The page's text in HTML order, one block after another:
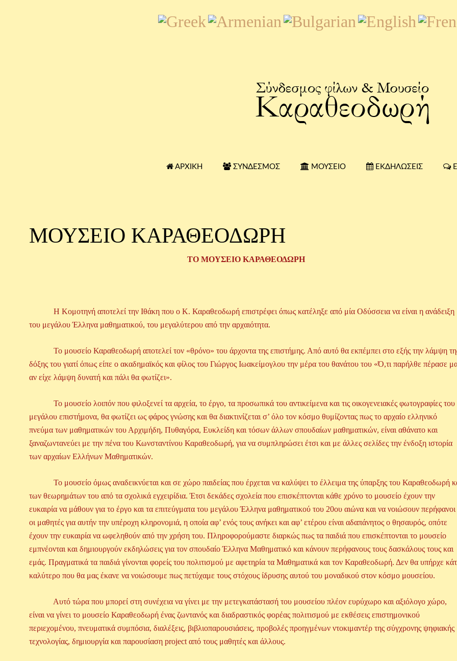
ΑΡΧΙΚΉ ΣΎΝΔΕΣΜΟΣ ΜΟΥΣΕΊΟ ΕΚΔΗΛΏΣΕΙΣ
ΜΟΥΣΕΙΟ ΚΑΡΑΘΕΟΔΩΡΗ
ΤΟ ΜΟΥΣΕΙΟ ΚΑΡΑΘΕΟΔΩΡΗ
Η Κομοτηνή αποτελεί την Ιθάκη που ο Κ. Καραθεοδωρή επιστρέφει όπως κατέληξε από μία Οδύσσεια να είναι η ανάδειξη
του μεγάλου Έλληνα μαθηματικού, του μεγαλύτερου από την αρχαιότητα.
Το μουσείο Καραθεοδωρή αποτελεί τον «θρόνο» του άρχοντα της επιστήμης. Από αυτό θα εκπέμπει στο εξής την λάμψη
δόξης του γιατί όπως είπε ο ακαδημαϊκός και φίλος του Γιώργος Ιωακείμογλου την μέρα του θανάτου του «Ό,τι παρήλθε πέρασε
αν είχε λάμψη δυνατή και πάλι θα φωτίζει».
Το μουσείο λοιπόν που φιλοξενεί τα αρχεία, το έργο, τα προσωπικά του αντικείμενα και τις οικογενειακές φωτογραφίες του
μεγάλου επιστήμονα, θα φωτίζει ως φάρος γνώσης και θα διακτινίζεται σ’ όλο τον κόσμο θυμίζοντας πως το αρχαίο ελληνικό
πνεύμα των μαθηματικών του Αρχιμήδη, Πυθαγόρα, Ευκλείδη και τόσων άλλων σπουδαίων μαθηματικών, είναι αθάνατο και
ξαναζωντανεύει με την πένα του Κωνσταντίνου Καραθεοδωρή, για να συμπληρώσει έτσι και με άλλες σελίδες την ένδοξη ιστορία
των αρχαίων Ελλήνων Μαθηματικών.
Το μουσείο όμως αναδεικνύεται και σε χώρο παιδείας που έρχεται να καλύψει το έλλειμα της ύπαρξης του Καραθεοδωρή
των θεωρημάτων του από τα σχολικά εγχειρίδια. Έτσι δεκάδες σχολεία που επισκέπτονται κάθε χρόνο το μουσείο έχουν την
ευκαιρία να μάθουν για το έργο και τα επιτεύγματα του μεγάλου Έλληνα μαθηματικού του 20ου αιώνα και να νοιώσουν περήφανοι
οι μαθητές για αυτήν την υπέροχη κληρονομιά, η οποία αφ’ ενός τους ανήκει και αφ’ ετέρου είναι αδαπάνητος ο θησαυρός, οπότε
έχουν την ευκαιρία να ωφεληθούν από την χρήση του. Πληροφορούμαστε διαρκώς πως τα παιδιά που επισκέπτονται το μουσείο
εμπνέονται και δημιουργούν εκδηλώσεις για τον σπουδαίο Έλληνα Μαθηματικό και κάνουν περήφανους τους δασκάλους τους και
εμάς. Πραγματικά τα παιδιά γίνονται φορείς του πολιτισμού με αφετηρία τα Μαθηματικά και τον Καραθεοδωρή. Δεν θα υπήρχε
καλύτερο που θα μας έκανε να νοιώσουμε πως πετύχαμε τους στόχους ίδρυσης αυτού του μοναδικού στον κόσμο μουσείου.
Αυτό τώρα που μπορεί στη συνέχεια να γίνει με την μετεγκατάστασή του μουσείου πλέον ευρύχωρο και αξιόλογο χώρο,
είναι να γίνει το μουσείο Καραθεοδωρή ένας ζωντανός και διαδραστικός φορέας πολιτισμού με εκθέσεις επιστημονικού
περιεχομένου, πνευματικά συμπόσια, διαλέξεις, βιβλιοπαρουσιάσεις, προβολές προηγμένων ντοκιμαντέρ της σύγχρονης ψηφιακής
τεχνολογίας, δημιουργία και παρουσίαση project από τους μαθητές και άλλους.